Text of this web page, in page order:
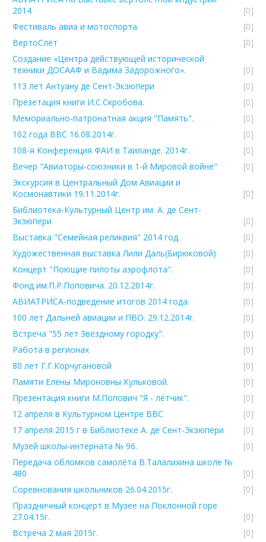
2014
[0]
Фестиваль авиа и мотоспорта
[0]
ВертоСлёт
[0]
Создание «Центра действующей исторической
техники ДОСААФ и Вадима Задорожного».
[0]
113 лет Антуану де Сент-Экзюпери
[0]
Презетация книги И.С.Скробова.
[0]
Мемориально-патронатная акция "Память".
[0]
102 года ВВС 16.08.2014г.
[0]
108-я Конференция ФАИ в Таиланде. 2014г.
[0]
Вечер "Авиаторы-союзники в 1-й Мировой войне"
[0]
Экскурсия в Центральный Дом Авиации и
Космонавтики 19.11.2014г.
[0]
Библиотека-Культурный Центр им. А. де Сент-
Экзюпери
[0]
Выставка "Семейная реликвия" 2014 год.
[0]
Художественная выставка Лили Даль(Бирюковой)
[0]
Концерт "Поющие пилоты аэрофлота".
[0]
Фонд им.П.Р.Поповича. 20.12.2014г.
[0]
АВИАТРИСА-подведение итогов 2014 года.
[0]
100 лет Дальней авиации и ПВО. 29.12.2014г.
[0]
Встреча "55 лет Звёздному городку".
[0]
Работа в регионах
[0]
80 лет Г.Г.Корчугановой
[0]
Памяти Елены Мироновны Кульковой.
[0]
Презентация книги М.Попович "Я - лётчик".
[0]
12 апреля в Культурном Центре ВВС
[0]
17 апреля 2015 г в Библиотеке А. де Сент-Экзюпери
[0]
Музей школы-интерната № 96.
[0]
Передача обломков самолёта В.Талалихина школе №
480
[0]
Соревнования школьников 26.04.2015г.
[0]
Праздничный концерт в Музее на Поклонной горе
27.04.15г.
[0]
Встреча 2 мая 2015г.
[0]